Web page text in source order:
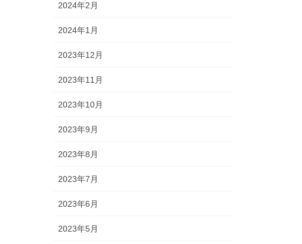
2024年2月
2024年1月
2023年12月
2023年11月
2023年10月
2023年9月
2023年8月
2023年7月
2023年6月
2023年5月